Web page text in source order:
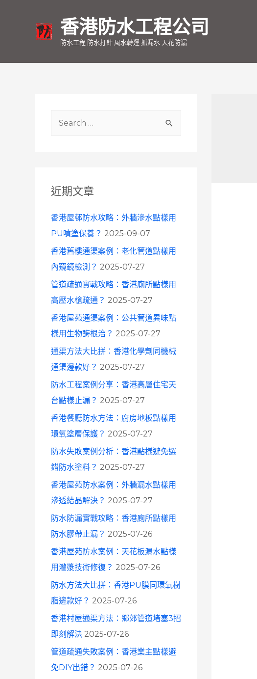
香港防水工程公司
防水工程 防水打針 風水轉運 抓漏水 天花防漏
h
近期文章
香港屋邨防水攻略：外牆滲水點樣用
PU噴塗保養？ 2025-09-07
香港舊樓通渠案例：老化管道點樣用
內窺鏡檢測？ 2025-07-27
管道疏通實戰攻略：香港廁所點樣用
高壓水槍疏通？ 2025-07-27
香港屋苑通渠案例：公共管道異味點
樣用生物酶根治？ 2025-07-27
通渠方法大比拼：香港化學劑同機械
通渠邊款好？ 2025-07-27
防水工程案例分享：香港高層住宅天
台點樣止漏？ 2025-07-27
香港餐廳防水方法：廚房地板點樣用
環氧塗層保護？ 2025-07-27
防水失敗案例分析：香港點樣避免選
錯防水塗料？ 2025-07-27
香港屋苑防水案例：外牆漏水點樣用
滲透結晶解決？ 2025-07-27
防水防漏實戰攻略：香港廁所點樣用
防水膠帶止漏？ 2025-07-26
香港屋苑防水案例：天花板漏水點樣
用灌漿技術修復？ 2025-07-26
防水方法大比拼：香港PU膜同環氧樹
脂邊款好？ 2025-07-26
香港村屋通渠方法：鄉郊管道堵塞3招
即刻解決 2025-07-26
管道疏通失敗案例：香港業主點樣避
免DIY出錯？ 2025-07-26